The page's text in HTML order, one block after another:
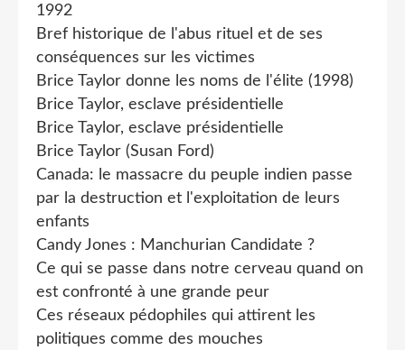
1992
Bref historique de l'abus rituel et de ses
conséquences sur les victimes
Brice Taylor donne les noms de l'élite (1998)
Brice Taylor, esclave présidentielle
Brice Taylor, esclave présidentielle
Brice Taylor (Susan Ford)
Canada: le massacre du peuple indien passe
par la destruction et l'exploitation de leurs
enfants
Candy Jones : Manchurian Candidate ?
Ce qui se passe dans notre cerveau quand on
est confronté à une grande peur
Ces réseaux pédophiles qui attirent les
politiques comme des mouches